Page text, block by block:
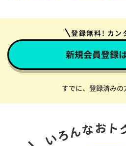
登録無料! カン
新規会員登録
すでに、登録済みの